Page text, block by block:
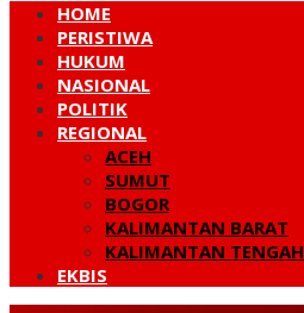
HOME
PERISTIWA
HUKUM
NASIONAL
POLITIK
REGIONAL
ACEH
SUMUT
BOGOR
KALIMANTAN BARAT
KALIMANTAN TENGAH
EKBIS